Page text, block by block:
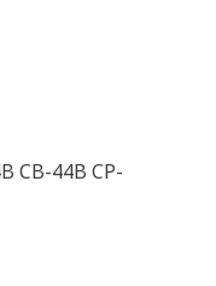
CB-44B CP-